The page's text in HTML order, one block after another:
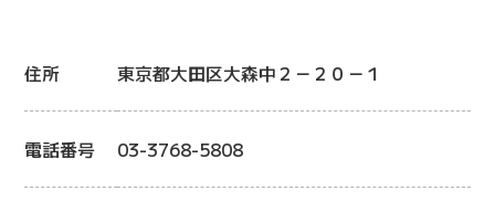
住所 東京都大田区大森中２－２０－１
電話番号 03-3768-5808